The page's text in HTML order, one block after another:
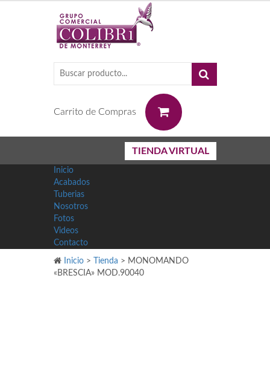
Carrito de Compras
TIENDA VIRTUAL
Inicio
Acabados
Tuberias
Nosotros
Fotos
Videos
Contacto
Inicio > Tienda > MONOMANDO
«BRESCIA» MOD.90040